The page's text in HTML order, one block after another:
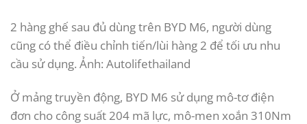
2 hàng ghế sau đủ dùng trên BYD M6, người dùng
cũng có thể điều chỉnh tiến/lùi hàng 2 để tối ưu nhu
cầu sử dụng. Ảnh: Autolifethailand
Ở mảng truyền động, BYD M6 sử dụng mô-tơ điện
đơn cho công suất 204 mã lực, mô-men xoắn 310Nm